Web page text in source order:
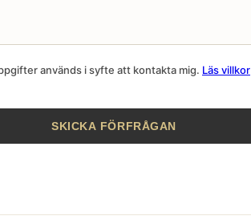
används i syfte att kontakta mig. Läs villkor